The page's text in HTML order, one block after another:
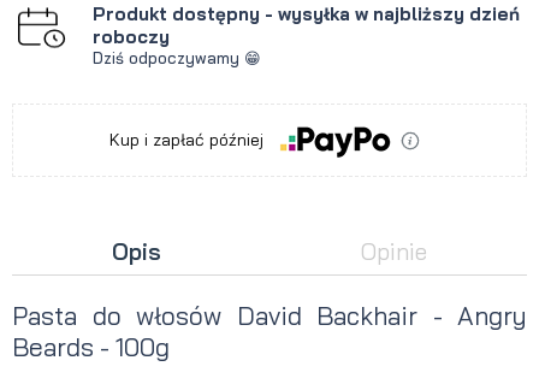
Produkt dostępny - wysyłka w najbliższy dzień
roboczy
Dziś odpoczywamy 😁
Kup i zapłać później
Opis Opinie
Pasta do włosów David Backhair - Angry
Beards - 100g